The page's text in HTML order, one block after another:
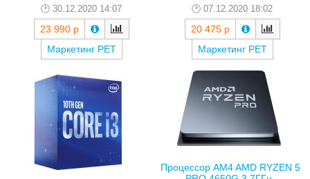
30.12.2020 14:07
23 990 р
Маркетинг РЕТ
07.12.2020 18:02
20 475 р
Маркетинг РЕТ
Процессор AM4 AMD RYZEN 5